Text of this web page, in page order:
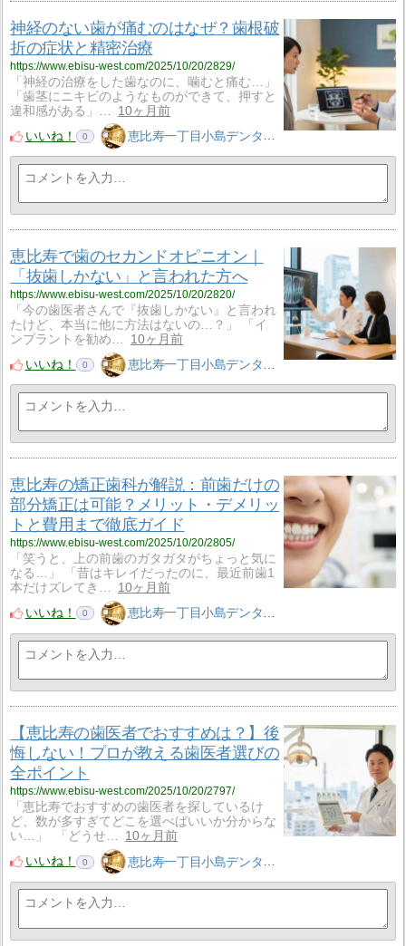
神経のない歯が痛むのはなぜ？歯根破
折の症状と精密治療
https://www.ebisu-west.com/2025/10/20/2829/
「神経の治療をした歯なのに、噛むと痛む…」
「歯茎にニキビのようなものができて、押すと
違和感がある」…
10ヶ月前
いいね！
0 恵比寿一丁目小島デンタルクリニック
恵比寿で歯のセカンドオピニオン｜
「抜歯しかない」と言われた方へ
https://www.ebisu-west.com/2025/10/20/2820/
「今の歯医者さんで『抜歯しかない』と言われ
たけど、本当に他に方法はないの…？」 「イ
ンプラントを勧め…
10ヶ月前
いいね！
0 恵比寿一丁目小島デンタルクリニック
恵比寿の矯正歯科が解説：前歯だけの
部分矯正は可能？メリット・デメリッ
トと費用まで徹底ガイド
https://www.ebisu-west.com/2025/10/20/2805/
「笑うと、上の前歯のガタガタがちょっと気に
なる…」 「昔はキレイだったのに、最近前歯1
本だけズレてき…
10ヶ月前
いいね！
0 恵比寿一丁目小島デンタルクリニック
【恵比寿の歯医者でおすすめは？】後
悔しない！プロが教える歯医者選びの
全ポイント
https://www.ebisu-west.com/2025/10/20/2797/
「恵比寿でおすすめの歯医者を探しているけ
ど、数が多すぎてどこを選べばいいか分からな
い…」 「どうせ…
10ヶ月前
いいね！
0 恵比寿一丁目小島デンタルクリニック